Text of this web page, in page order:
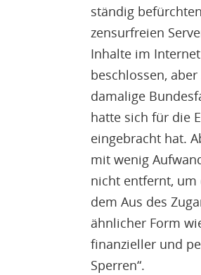
ständig
zensurfreien
Inhalte im
beschlossen,
damalige
hatte sich für die
eingebracht hat.
mit wenig
nicht entfernt, um
dem Aus des
ähnlicher Form
finanzieller und
Sperren“.